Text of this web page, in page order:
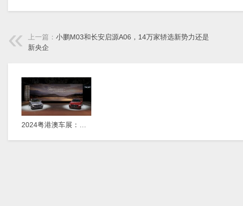
上一篇： 小鹏M03和长安启源A06，14万家轿选新势力还是
新央企